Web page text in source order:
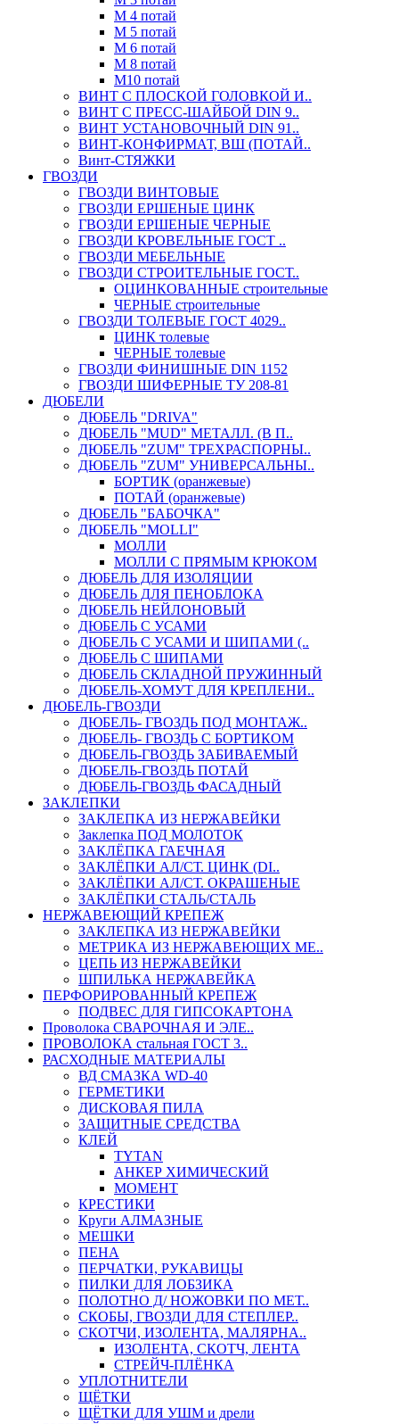
М 4 потай
М 5 потай
М 6 потай
М 8 потай
М10 потай
ВИНТ С ПЛОСКОЙ ГОЛОВКОЙ И..
ВИНТ С ПРЕСС-ШАЙБОЙ DIN 9..
ВИНТ УСТАНОВОЧНЫЙ DIN 91..
ВИНТ-КОНФИРМАТ, ВШ (ПОТАЙ..
Винт-СТЯЖКИ
ГВОЗДИ
ГВОЗДИ ВИНТОВЫЕ
ГВОЗДИ ЕРШЕНЫЕ ЦИНК
ГВОЗДИ ЕРШЕНЫЕ ЧЕРНЫЕ
ГВОЗДИ КРОВЕЛЬНЫЕ ГОСТ ..
ГВОЗДИ МЕБЕЛЬНЫЕ
ГВОЗДИ СТРОИТЕЛЬНЫЕ ГОСТ..
ОЦИНКОВАННЫЕ строительные
ЧЕРНЫЕ строительные
ГВОЗДИ ТОЛЕВЫЕ ГОСТ 4029..
ЦИНК толевые
ЧЕРНЫЕ толевые
ГВОЗДИ ФИНИШНЫЕ DIN 1152
ГВОЗДИ ШИФЕРНЫЕ ТУ 208-81
ДЮБЕЛИ
ДЮБЕЛЬ "DRIVA"
ДЮБЕЛЬ "MUD" МЕТАЛЛ. (В П..
ДЮБЕЛЬ "ZUM" ТРЕХРАСПОРНЫ..
ДЮБЕЛЬ "ZUM" УНИВЕРСАЛЬНЫ..
БОРТИК (оранжевые)
ПОТАЙ (оранжевые)
ДЮБЕЛЬ "БАБОЧКА"
ДЮБЕЛЬ "МOLLI"
МОЛЛИ
МОЛЛИ С ПРЯМЫМ КРЮКОМ
ДЮБЕЛЬ ДЛЯ ИЗОЛЯЦИИ
ДЮБЕЛЬ ДЛЯ ПЕНОБЛОКА
ДЮБЕЛЬ НЕЙЛОНОВЫЙ
ДЮБЕЛЬ С УСАМИ
ДЮБЕЛЬ С УСАМИ И ШИПАМИ (..
ДЮБЕЛЬ С ШИПАМИ
ДЮБЕЛЬ СКЛАДНОЙ ПРУЖИННЫЙ
ДЮБЕЛЬ-ХОМУТ ДЛЯ КРЕПЛЕНИ..
ДЮБЕЛЬ-ГВОЗДИ
ДЮБЕЛЬ- ГВОЗДЬ ПОД МОНТАЖ..
ДЮБЕЛЬ- ГВОЗДЬ С БОРТИКОМ
ДЮБЕЛЬ-ГВОЗДЬ ЗАБИВАЕМЫЙ
ДЮБЕЛЬ-ГВОЗДЬ ПОТАЙ
ДЮБЕЛЬ-ГВОЗДЬ ФАСАДНЫЙ
ЗАКЛЕПКИ
ЗАКЛЕПКА ИЗ НЕРЖАВЕЙКИ
Заклепка ПОД МОЛОТОК
ЗАКЛЁПКА ГАЕЧНАЯ
ЗАКЛЁПКИ АЛ/СТ. ЦИНК (DI..
ЗАКЛЁПКИ АЛ/СТ. ОКРАШЕНЫЕ
ЗАКЛЁПКИ СТАЛЬ/СТАЛЬ
НЕРЖАВЕЮЩИЙ КРЕПЕЖ
ЗАКЛЕПКА ИЗ НЕРЖАВЕЙКИ
МЕТРИКА ИЗ НЕРЖАВЕЮЩИХ МЕ..
ЦЕПЬ ИЗ НЕРЖАВЕЙКИ
ШПИЛЬКА НЕРЖАВЕЙКА
ПЕРФОРИРОВАННЫЙ КРЕПЕЖ
ПОДВЕС ДЛЯ ГИПСОКАРТОНА
Проволока СВАРОЧНАЯ И ЭЛЕ..
ПРОВОЛОКА стальная ГОСТ 3..
РАСХОДНЫЕ МАТЕРИАЛЫ
ВД СМАЗКА WD-40
ГЕРМЕТИКИ
ДИСКОВАЯ ПИЛА
ЗАЩИТНЫЕ СРЕДСТВА
КЛЕЙ
TYTAN
АНКЕР ХИМИЧЕСКИЙ
МОМЕНТ
КРЕСТИКИ
Круги АЛМАЗНЫЕ
МЕШКИ
ПЕНА
ПЕРЧАТКИ, РУКАВИЦЫ
ПИЛКИ ДЛЯ ЛОБЗИКА
ПОЛОТНО Д/ НОЖОВКИ ПО МЕТ..
СКОБЫ, ГВОЗДИ ДЛЯ СТЕПЛЕР..
СКОТЧИ, ИЗОЛЕНТА, МАЛЯРНА..
ИЗОЛЕНТА, СКОТЧ, ЛЕНТА
СТРЕЙЧ-ПЛЁНКА
УПЛОТНИТЕЛИ
ЩЁТКИ
ЩЁТКИ ДЛЯ УШМ и дрели